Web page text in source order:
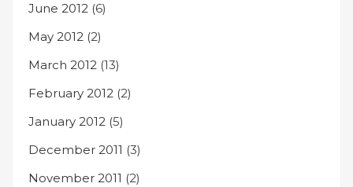
June 2012 (6)
May 2012 (2)
March 2012 (13)
February 2012 (2)
January 2012 (5)
December 2011 (3)
November 2011 (2)